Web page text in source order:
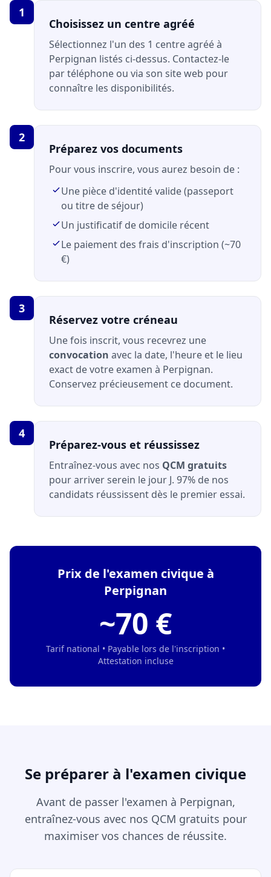
1
Choisissez un centre agréé
Sélectionnez l'un des 1 centre agréé à
Perpignan listés ci-dessus. Contactez-le
par téléphone ou via son site web pour
connaître les disponibilités.
2
Préparez vos documents
Pour vous inscrire, vous aurez besoin de :
Une pièce d'identité valide (passeport
ou titre de séjour)
Un justificatif de domicile récent
Le paiement des frais d'inscription (~70
€)
3
Réservez votre créneau
Une fois inscrit, vous recevrez une
convocation avec la date, l'heure et le lieu
exact de votre examen à Perpignan.
Conservez précieusement ce document.
4
Préparez-vous et réussissez
Entraînez-vous avec nos QCM gratuits
pour arriver serein le jour J. 97% de nos
candidats réussissent dès le premier essai.
Prix de l'examen civique à
Perpignan
~70 €
Tarif national • Payable lors de l'inscription •
Attestation incluse
Se préparer à l'examen civique
Avant de passer l'examen à Perpignan,
entraînez-vous avec nos QCM gratuits pour
maximiser vos chances de réussite.